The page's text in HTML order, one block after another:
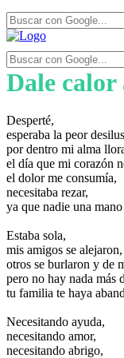
Dale calor
Desperté,
esperaba la peor
por dentro mi alma
el día que mi corazón
el dolor me consumía,
necesitaba rezar,
ya que nadie una
Estaba sola,
mis amigos se alejaron,
otros se burlaron y de
pero no hay nada más
tu familia te haya
Necesitando ayuda,
necesitando amor,
necesitando abrigo,